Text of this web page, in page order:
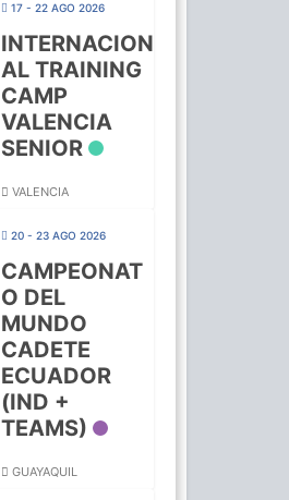
17 - 22 AGO 2026
INTERNACION
AL TRAINING
CAMP
VALENCIA
SENIOR
VALENCIA
20 - 23 AGO 2026
CAMPEONAT
O DEL
MUNDO
CADETE
ECUADOR
(IND +
TEAMS)
GUAYAQUIL